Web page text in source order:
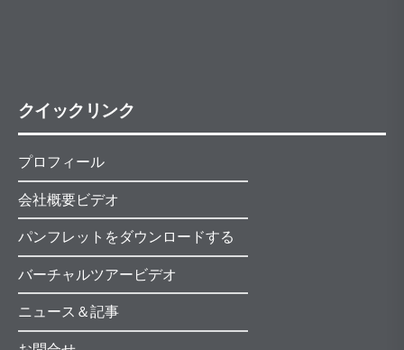
クイックリンク
プロフィール
会社概要ビデオ
パンフレットをダウンロードする
バーチャルツアービデオ
ニュース＆記事